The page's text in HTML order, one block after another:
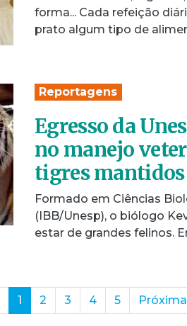
forma... Cada refeição
prato algum tipo de
Reportagens
Egresso da
no manejo
tigres
Formado em Ciências
(IBB/Unesp), o biólogo
estar de grandes felinos.
1 (current)
2 3 4 5 Próxima